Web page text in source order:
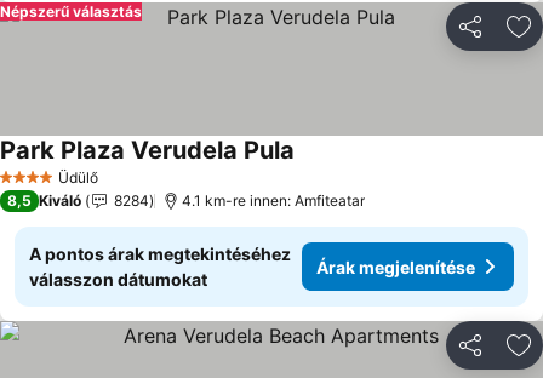
Népszerű választás
4 KategóriaÜdülő
Park Plaza Verudela Pula
8,5 Kiváló 8284 4.1 km-re innen: Amfiteatar
A pontos árak megtekintéséhez
válasszon dátumokat
Árak megjelenítése